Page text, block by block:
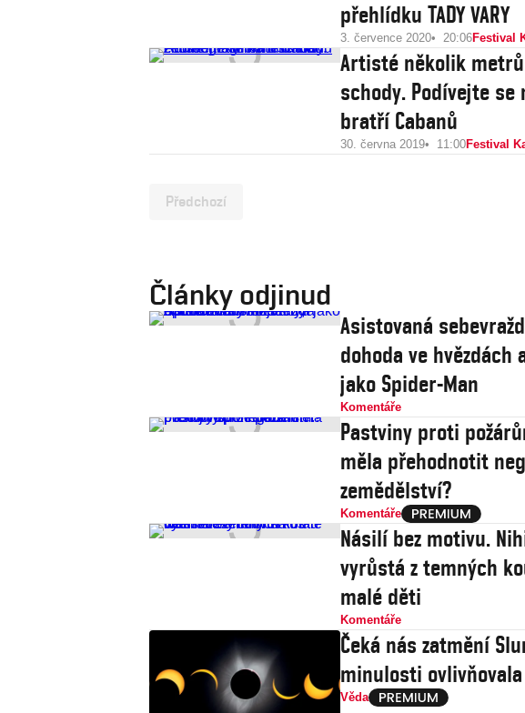
přehlídku TADY VARY
3. července 2020 20:06Festival
Artisté několik
schody. Podívejte
bratří Cabanů
30. června 2019 11:00Festival
Předchozí
Články odjinud
Asistovaná
dohoda ve
jako Spider-Man
Komentáře
Pastviny proti
měla přehodnotit
zemědělství?
Komentáře
Násilí bez motivu.
vyrůstá z temných
malé děti
Komentáře
Čeká nás zatmění
minulosti
Věda